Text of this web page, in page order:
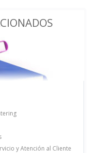
y Atención al Cliente